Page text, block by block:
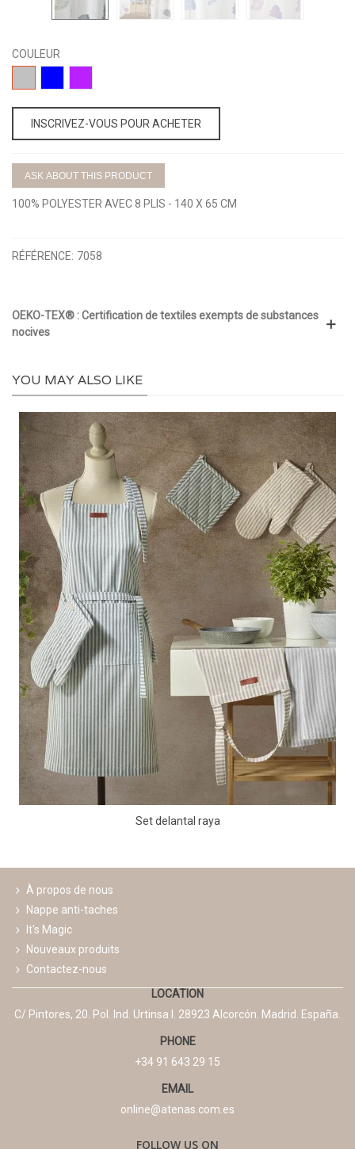
COULEUR
GRIS AZUL LILA
INSCRIVEZ-VOUS POUR ACHETER
ASK ABOUT THIS PRODUCT
100% POLYESTER AVEC 8 PLIS - 140 X 65 CM
RÉFÉRENCE: 7058
OEKO-TEX® : Certification de textiles exempts de substances
nocives
YOU MAY ALSO LIKE
Set delantal raya
À propos de nous
Nappe anti-taches
It's Magic
Nouveaux produits
Contactez-nous
LOCATION
C/ Pintores, 20. Pol. Ind. Urtinsa I. 28923 Alcorcón. Madrid. España.
PHONE
+34 91 643 29 15
EMAIL
online@atenas.com.es
FOLLOW US ON